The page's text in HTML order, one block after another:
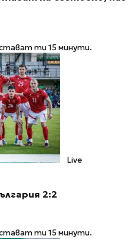
ти 15 минути.
Live
2:2
ти 15 минути.